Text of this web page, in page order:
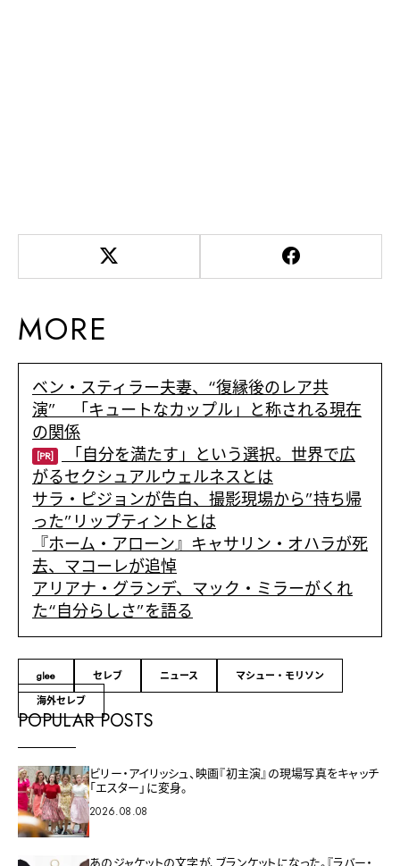
MORE
ベン・スティラー夫妻、“復縁後のレア共
演” 「キュートなカップル」と称される現在
の関係
[PR]
「自分を満たす」という選択。世界で広
がるセクシュアルウェルネスとは
サラ・ピジョンが告白、撮影現場から”持ち帰
った”リップティントとは
『ホーム・アローン』キャサリン・オハラが死
去、マコーレが追悼
アリアナ・グランデ、マック・ミラーがくれ
た“自分らしさ”を語る
glee セレブ ニュース
マシュー・モリソン
海外セレブ
POPULAR POSTS
ビリー・アイリッシュ、映画『初主演』の現場写真をキャッチ
「エスター」に変身。
2026.08.08
あのジャケットの文字が、ブランケットになった。『ラバー・